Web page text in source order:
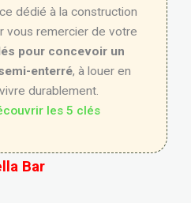
dédié à la construction
vous remercier de votre
pour concevoir un
enterré, à louer en
durablement.
les 5 clés
Bar